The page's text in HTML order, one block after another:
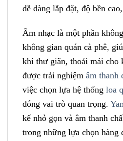
dễ dàng lắp đặt, độ bền
Âm nhạc là một phần
không gian quán cà phê,
khí thư giãn, thoải mái cho
được trải nghiệm âm thanh
việc chọn lựa hệ thống loa
đóng vai trò quan trọng.
kế nhỏ gọn và âm thanh
trong những lựa chọn hàng